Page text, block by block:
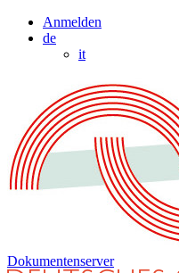
Anmelden
de
it
Dokumentenserver